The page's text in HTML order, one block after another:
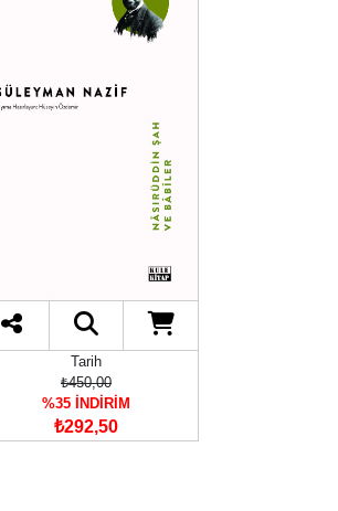
Tarih
₺450,00
%35 İNDİRİM
₺292,50